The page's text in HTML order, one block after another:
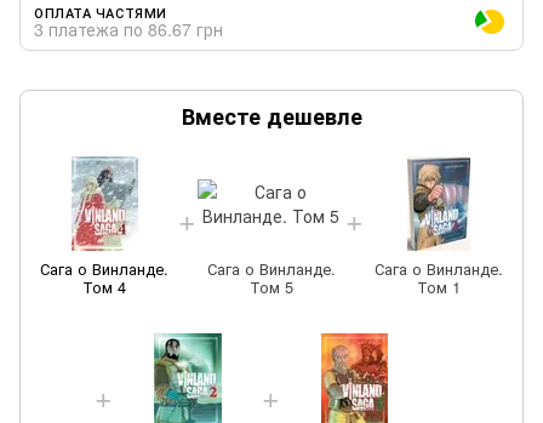
ОПЛАТА ЧАСТЯМИ
3 платежа по 86.67 грн
Вместе дешевле
Сага о Винланде.
Том 4
Сага о Винланде.
Том 5
Сага о Винланде.
Том 1